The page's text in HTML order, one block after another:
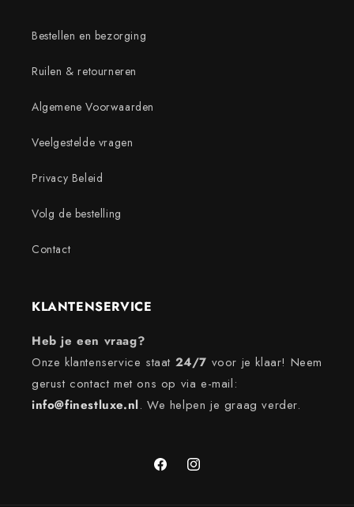
Bestellen en bezorging
Ruilen & retourneren
Algemene Voorwaarden
Veelgestelde vragen
Privacy Beleid
Volg de bestelling
Contact
KLANTENSERVICE
Heb je een vraag?
Onze klantenservice staat 24/7 voor je klaar! Neem
gerust contact met ons op via e-mail:
info@finestluxe.nl. We helpen je graag verder.
FacebookInstagram